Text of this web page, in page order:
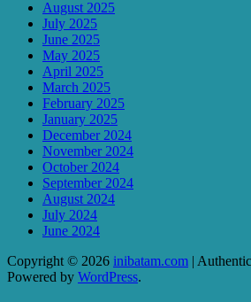
August 2025
July 2025
June 2025
May 2025
April 2025
March 2025
February 2025
January 2025
December 2024
November 2024
October 2024
September 2024
August 2024
July 2024
June 2024
Copyright © 2026 inibatam.com |
Powered by WordPress.